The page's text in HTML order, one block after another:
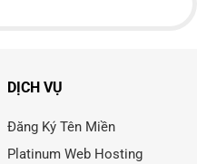
DỊCH VỤ
Đăng Ký Tên Miền
Platinum Web Hosting